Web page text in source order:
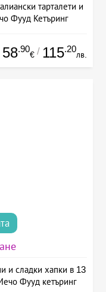
тарталети и
Фууд Кетъринг
58.90
€ / 115.20
лв.
и сладки хапки в 13
Фууд кетъринг